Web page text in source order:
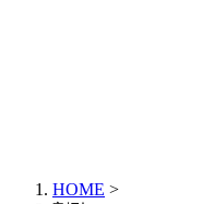
HOME >